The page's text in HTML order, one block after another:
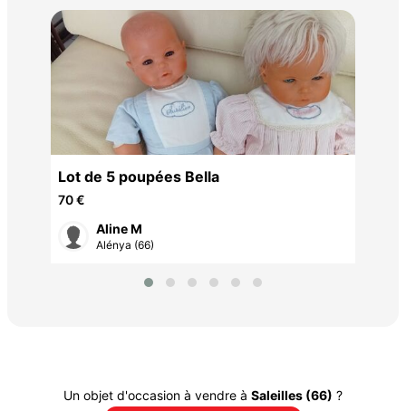
Lot de 5 poupées Bella
70 €
Aline M
Alénya (66)
Un objet d'occasion à vendre à Saleilles (66) ?